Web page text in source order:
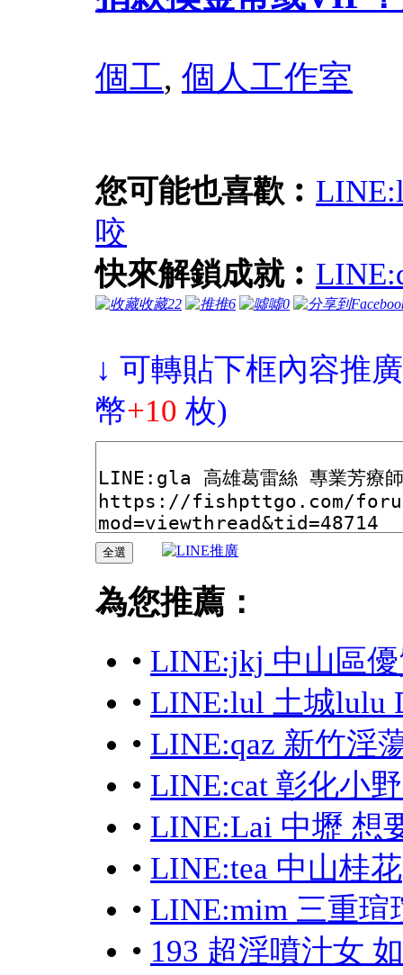
個工, 個人工作室
您可能也喜歡︰
咬
快來解鎖成就︰
收藏22 推6 噓0
↓ 可轉貼下框內容推
幣+10 枚)
為您推薦：
• LINE:jkj 中山區
• LINE:lul 土城lulu
• LINE:qaz 新竹淫
• LINE:cat 彰化小
• LINE:Lai 中壢 想
• LINE:tea 中山桂花
• LINE:mim 三重瑄
• 193 超淫噴汁女